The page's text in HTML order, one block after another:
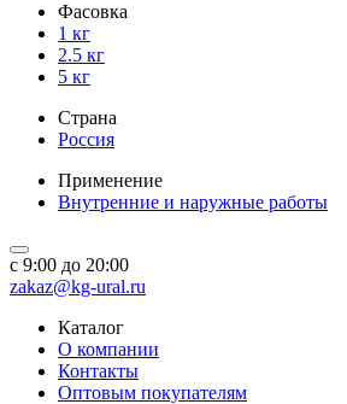
Фасовка
1 кг
2.5 кг
5 кг
Страна
Россия
Применение
Внутренние и наружные работы
c 9:00 до 20:00
zakaz@kg-ural.ru
Каталог
О компании
Контакты
Оптовым покупателям